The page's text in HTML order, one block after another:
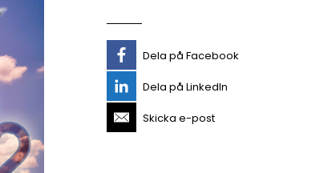
Dela på Facebook
Dela på LinkedIn
Skicka e-post